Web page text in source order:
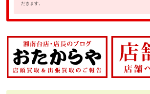
だきます。